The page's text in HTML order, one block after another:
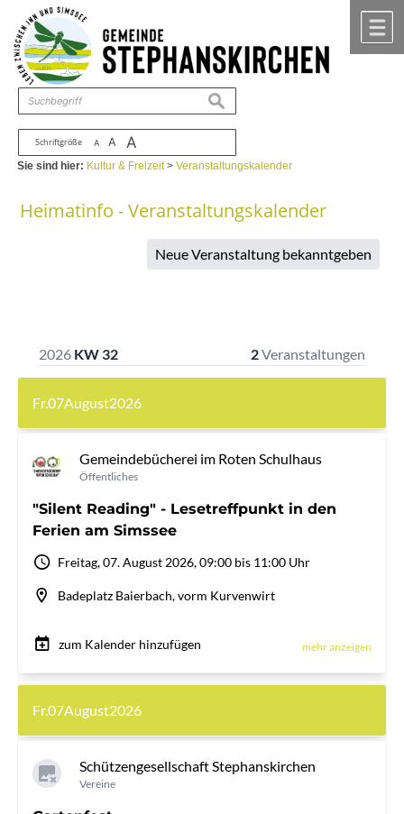
Zum Inhalt ,zur Navigation
Schriftgröße A A A
suchen
Sie sind hier: Kultur & Freizeit>Veranstaltungskalender
Heimatinfo - Veranstaltungskalender